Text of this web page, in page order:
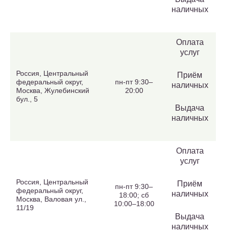
наличных
Россия, Центральный
федеральный округ,
Москва, Жулебинский
бул., 5
пн-пт 9:30–
20:00
Оплата
услуг
Приём
наличных
Выдача
наличных
Россия, Центральный
федеральный округ,
Москва, Валовая ул.,
11/19
пн-пт 9:30–
18:00; сб
10:00–18:00
Оплата
услуг
Приём
наличных
Выдача
наличных